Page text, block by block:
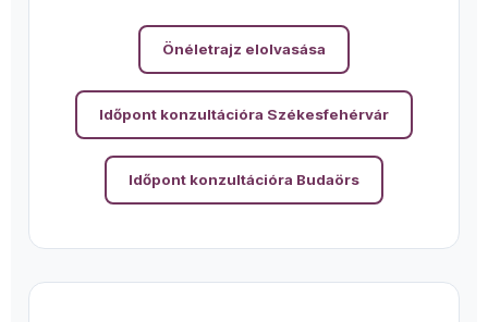
Önéletrajz elolvasása
Időpont konzultációra Székesfehérvár
Időpont konzultációra Budaörs